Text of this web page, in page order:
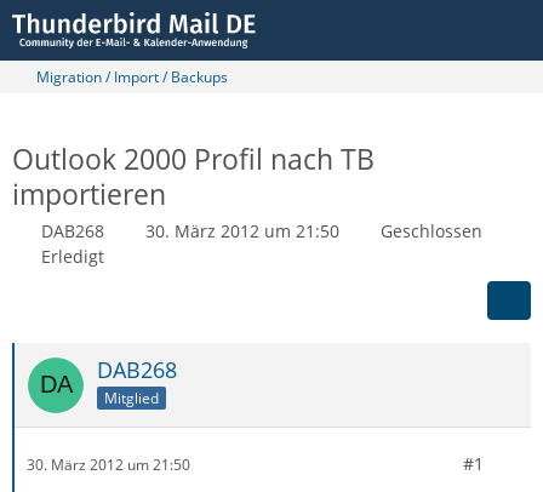
Migration / Import / Backups
Outlook 2000 Profil nach TB
importieren
DAB268 30. März 2012 um 21:50
Geschlossen
Erledigt
DAB268
Mitglied
30. März 2012 um 21:50 #1